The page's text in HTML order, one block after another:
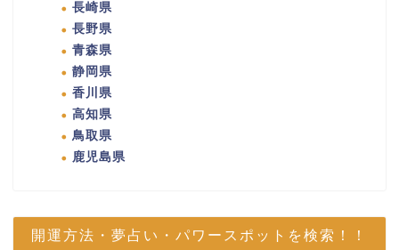
長崎県
長野県
青森県
静岡県
香川県
高知県
鳥取県
鹿児島県
開運方法・夢占い・パワースポットを検索！！